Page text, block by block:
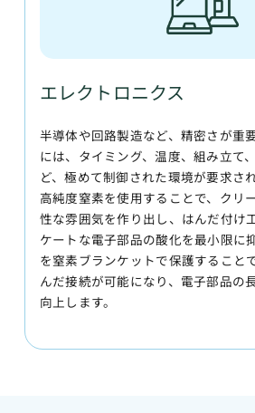
エレクトロニクス
半導体や回路製造など、精密さが重
には、タイミング、温度、組み立て
ど、極めて制御された環境が要求さ
高純度窒素を使用することで、クリ
性な雰囲気を作り出し、はんだ付け
ケートな電子部品の酸化を最小限に
を窒素ブランケットで保護すること
んだ接続が可能になり、電子部品の
向上します。